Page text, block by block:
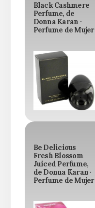
Black Cashmere
Perfume, de
Donna Karan ·
Perfume de Mujer
Be Delicious
Fresh Blossom
Juiced Perfume,
de Donna Karan ·
Perfume de Mujer